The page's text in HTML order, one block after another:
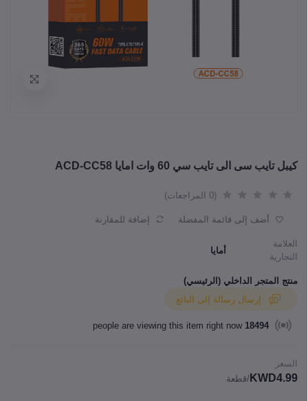
كيبل تايب سى الى تايب سي 60 وات امايا ACD-CC58
(0 المراجعات)
أضف إلى قائمة المفضلة إضافة للمقارنة
العلامة
التجارية
أمايا
منتج المتجر الداخلي (الرئيسي)
15506
السعر
KWD4.99 /قطعة